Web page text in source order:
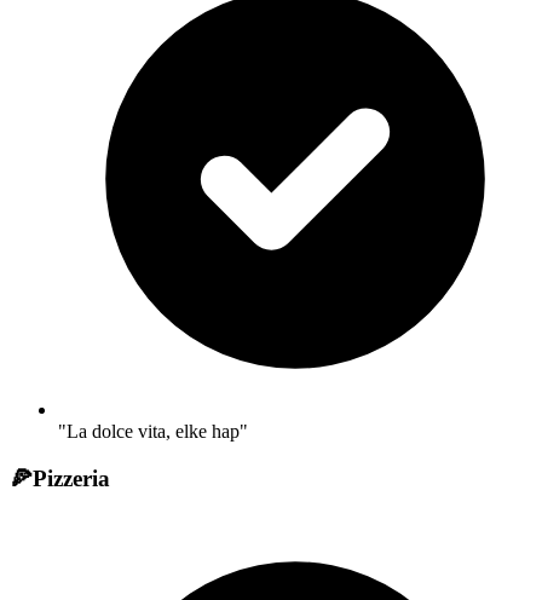
"La dolce vita, elke hap"
🍕Pizzeria